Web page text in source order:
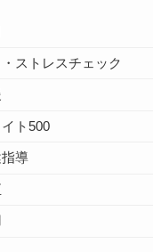
ストレスチェック
ト500
導